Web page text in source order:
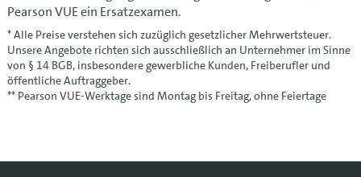
Pearson VUE ein Ersatzexamen.
* Alle Preise verstehen sich zuzüglich gesetzlicher Mehrwertsteuer.
Unsere Angebote richten sich ausschließlich an Unternehmer im Sinne
von § 14 BGB, insbesondere gewerbliche Kunden, Freiberufler und
öffentliche Auftraggeber.
** Pearson VUE-Werktage sind Montag bis Freitag, ohne Feiertage